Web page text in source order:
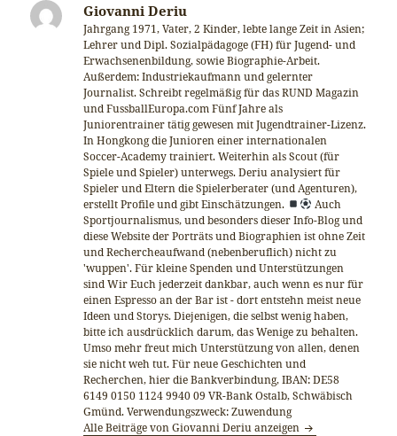
Giovanni Deriu
Jahrgang 1971, Vater, 2 Kinder, lebte lange Zeit in Asien;
Lehrer und Dipl. Sozialpädagoge (FH) für Jugend- und
Erwachsenenbildung, sowie Biographie-Arbeit.
Außerdem: Industriekaufmann und gelernter
Journalist. Schreibt regelmäßig für das RUND Magazin
und FussballEuropa.com Fünf Jahre als
Juniorentrainer tätig gewesen mit Jugendtrainer-Lizenz.
In Hongkong die Junioren einer internationalen
Soccer-Academy trainiert. Weiterhin als Scout (für
Spiele und Spieler) unterwegs. Deriu analysiert für
Spieler und Eltern die Spielerberater (und Agenturen),
erstellt Profile und gibt Einschätzungen.
Auch
Sportjournalismus, und besonders dieser Info-Blog und
diese Website der Porträts und Biographien ist ohne Zeit
und Rechercheaufwand (nebenberuflich) nicht zu
'wuppen'. Für kleine Spenden und Unterstützungen
sind Wir Euch jederzeit dankbar, auch wenn es nur für
einen Espresso an der Bar ist - dort entstehn meist neue
Ideen und Storys. Diejenigen, die selbst wenig haben,
bitte ich ausdrücklich darum, das Wenige zu behalten.
Umso mehr freut mich Unterstützung von allen, denen
sie nicht weh tut. Für neue Geschichten und
Recherchen, hier die Bankverbindung, IBAN: DE58
6149 0150 1124 9940 09 VR-Bank Ostalb, Schwäbisch
Gmünd. Verwendungszweck: Zuwendung
Alle Beiträge von Giovanni Deriu anzeigen